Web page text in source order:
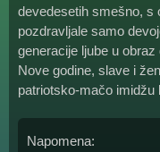
devedesetih smešno, s
pozdravljale samo
generacije ljube u
Nove godine, slave i
patriotsko-mačo imidžu
Napomena: